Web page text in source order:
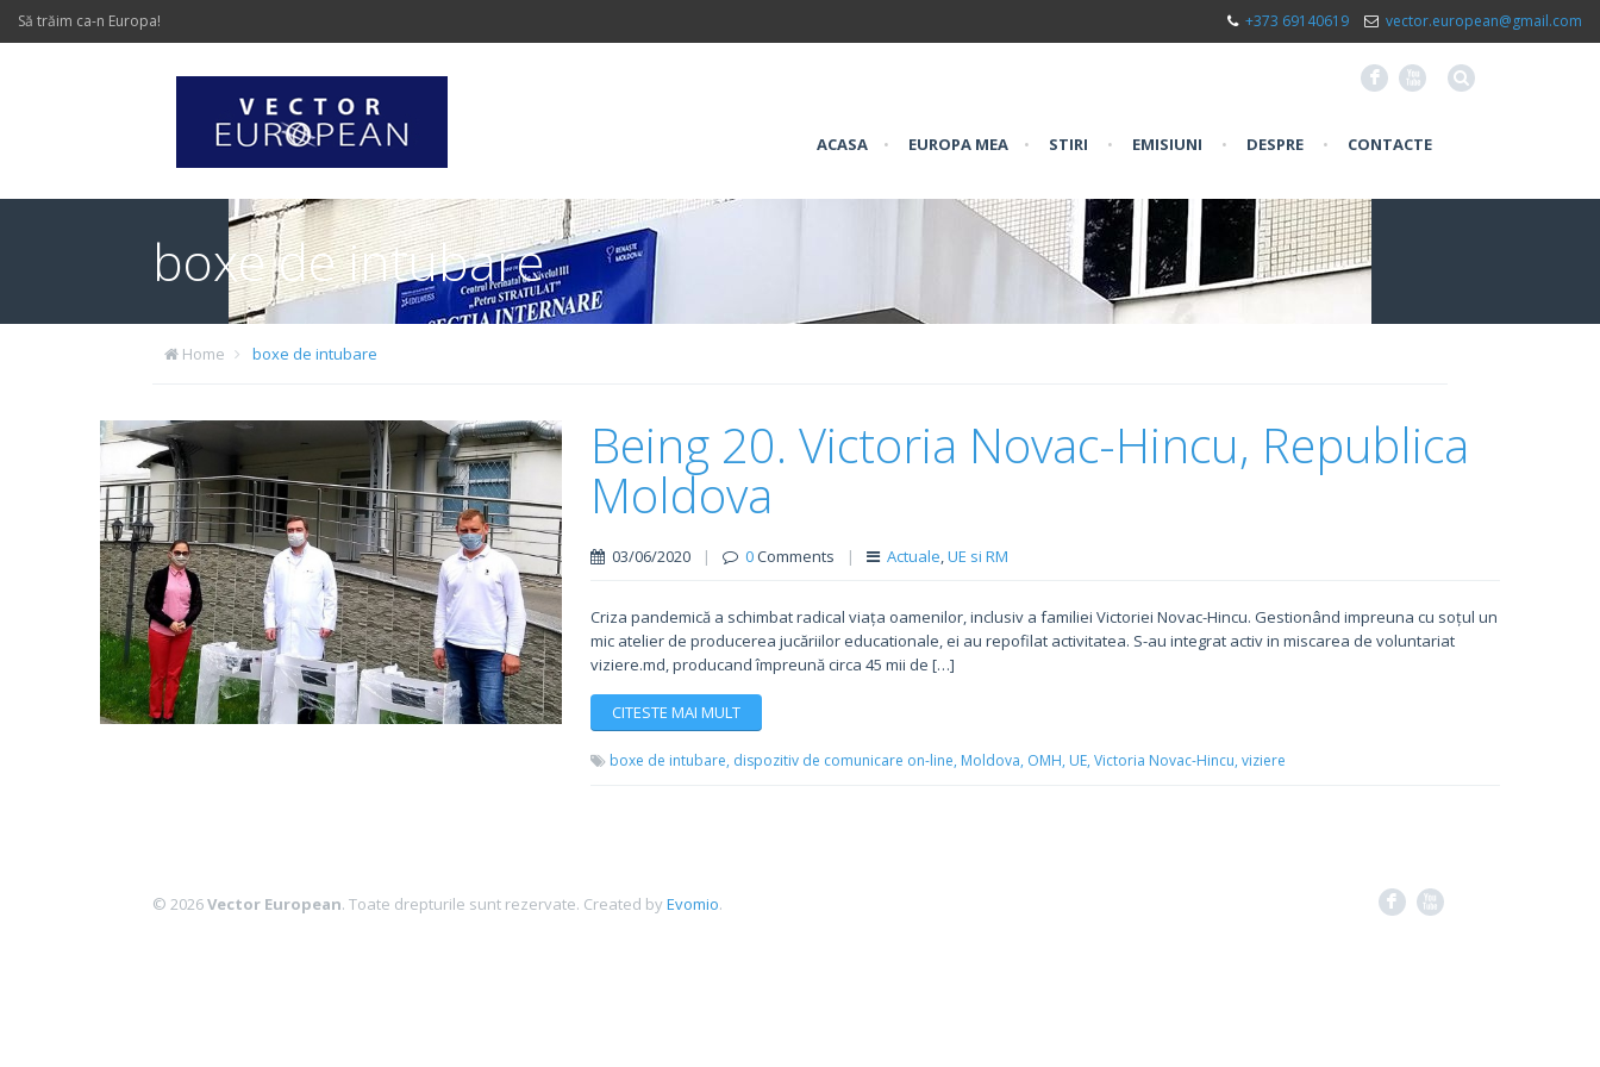
Să trăim ca-n Europa! +373 69140619 vector.european@gmail.com
F X
ACASA • EUROPA MEA • STIRI • EMISIUNI • DESPRE • CONTACTE
boxe de intubare
Home boxe de intubare
Being 20. Victoria Novac-Hincu, Republica
Moldova
03/06/2020 | 0Comments | Actuale,UE si RM
Criza pandemică a schimbat radical viața oamenilor, inclusiv a familiei Victoriei Novac-Hincu. Gestionând impreuna cu soțul un
mic atelier de producerea jucăriilor educationale, ei au repofilat activitatea. S-au integrat activ in miscarea de voluntariat
viziere.md, producand împreună circa 45 mii de […]
CITESTE MAI MULT
boxe de intubare, dispozitiv de comunicare on-line, Moldova, OMH, UE, Victoria Novac-Hincu, viziere
© 2026Vector European. Toate drepturile sunt rezervate. Created byEvomio. F X